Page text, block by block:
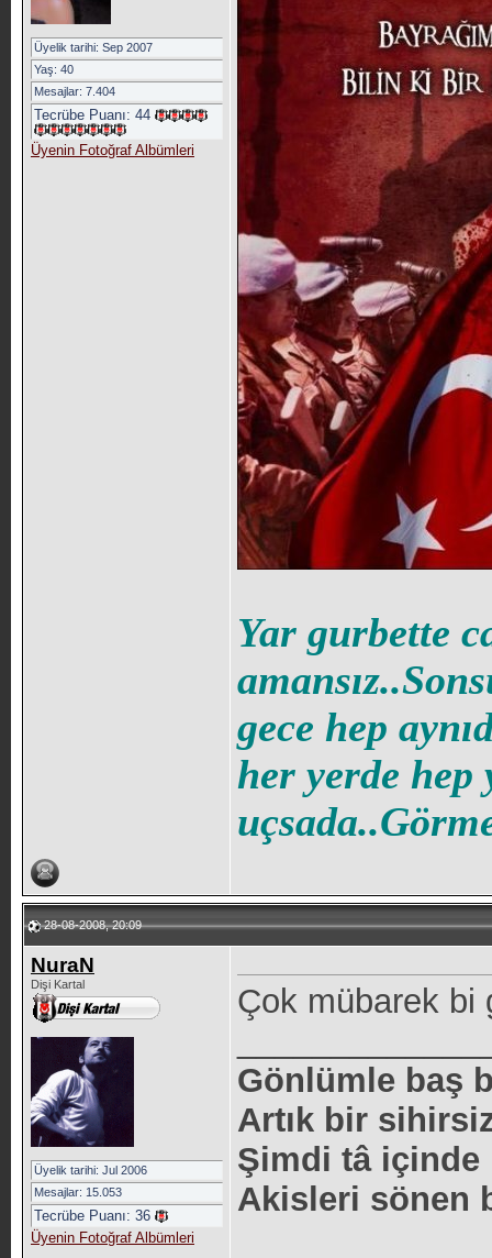
Üyelik tarihi: Sep 2007
Yaş: 40
Mesajlar: 7.404
Tecrübe Puanı: 44
Üyenin Fotoğraf Albümleri
Yar gurbette
gece hep
her yerde hep
28-08-2008, 20:09
NuraN
Dişi Kartal
Üyelik tarihi: Jul 2006
Mesajlar: 15.053
Tecrübe Puanı: 36
Üyenin Fotoğraf Albümleri
Çok mübarek
Gönlümle baş
Artık bir
Şimdi tâ
Akisleri sönen